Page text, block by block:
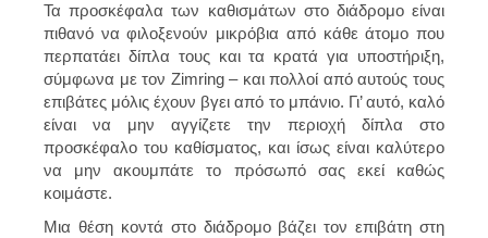
Τα προσκέφαλα των καθισμάτων στο διάδρομο είναι
πιθανό να φιλοξενούν μικρόβια από κάθε άτομο που
περπατάει δίπλα τους και τα κρατά για υποστήριξη,
σύμφωνα με τον Zimring – και πολλοί από αυτούς τους
επιβάτες μόλις έχουν βγει από το μπάνιο. Γι’ αυτό, καλό
είναι να μην αγγίζετε την περιοχή δίπλα στο
προσκέφαλο του καθίσματος, και ίσως είναι καλύτερο
να μην ακουμπάτε το πρόσωπό σας εκεί καθώς
κοιμάστε.
Μια θέση κοντά στο διάδρομο βάζει τον επιβάτη στη